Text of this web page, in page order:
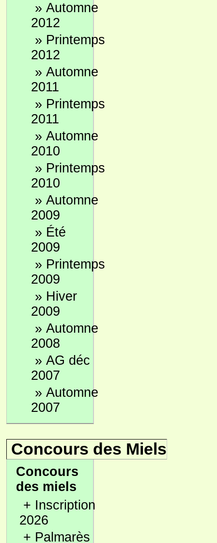
» Automne
2012
» Printemps
2012
» Automne
2011
» Printemps
2011
» Automne
2010
» Printemps
2010
» Automne
2009
» Été
2009
» Printemps
2009
» Hiver
2009
» Automne
2008
» AG déc
2007
» Automne
2007
Concours des Miels
Concours
des miels
+ Inscription
2026
+ Palmarès